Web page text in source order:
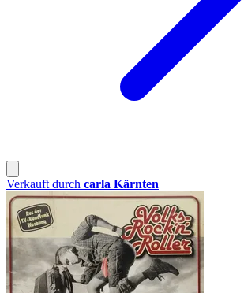
Verkauft durch carla Kärnten